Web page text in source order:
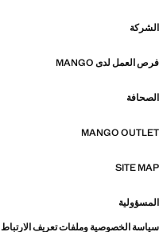
الشركة
فرص العمل لدى MANGO
الصحافة
MANGO OUTLET
SITE MAP
المسؤولية
سياسة الخصوصية وملفات تعريف الارتباط